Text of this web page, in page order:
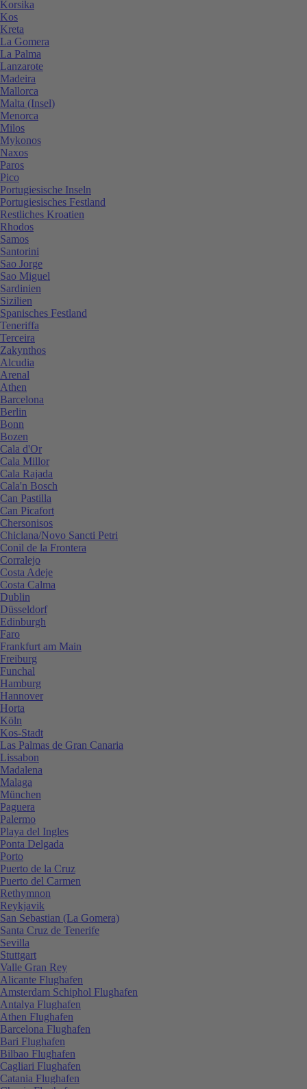
Korsika
Kos
Kreta
La Gomera
La Palma
Lanzarote
Madeira
Mallorca
Malta (Insel)
Menorca
Milos
Mykonos
Naxos
Paros
Pico
Portugiesische Inseln
Portugiesisches Festland
Restliches Kroatien
Rhodos
Samos
Santorini
Sao Jorge
Sao Miguel
Sardinien
Sizilien
Spanisches Festland
Teneriffa
Terceira
Zakynthos
Alcudia
Arenal
Athen
Barcelona
Berlin
Bonn
Bozen
Cala d'Or
Cala Millor
Cala Rajada
Cala'n Bosch
Can Pastilla
Can Picafort
Chersonisos
Chiclana/Novo Sancti Petri
Conil de la Frontera
Corralejo
Costa Adeje
Costa Calma
Dublin
Düsseldorf
Edinburgh
Faro
Frankfurt am Main
Freiburg
Funchal
Hamburg
Hannover
Horta
Köln
Kos-Stadt
Las Palmas de Gran Canaria
Lissabon
Madalena
Malaga
München
Paguera
Palermo
Playa del Ingles
Ponta Delgada
Porto
Puerto de la Cruz
Puerto del Carmen
Rethymnon
Reykjavik
San Sebastian (La Gomera)
Santa Cruz de Tenerife
Sevilla
Stuttgart
Valle Gran Rey
Alicante Flughafen
Amsterdam Schiphol Flughafen
Antalya Flughafen
Athen Flughafen
Barcelona Flughafen
Bari Flughafen
Bilbao Flughafen
Cagliari Flughafen
Catania Flughafen